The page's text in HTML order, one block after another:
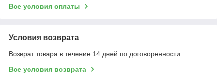
Все условия оплаты
Условия возврата
Возврат товара в течение 14 дней по договоренности
Все условия возврата